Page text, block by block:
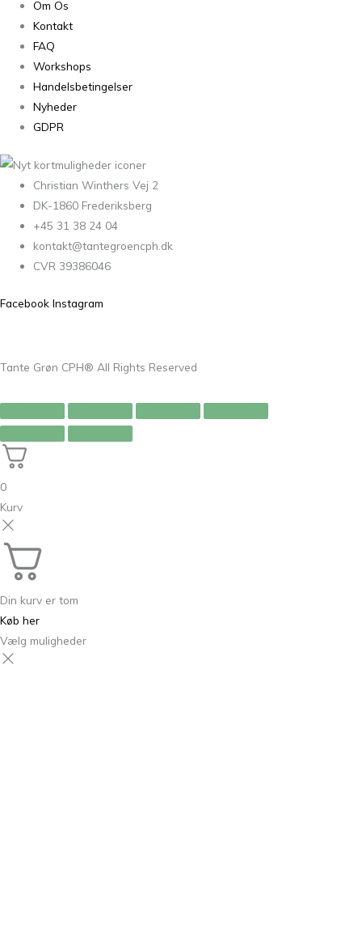
Om Os
Kontakt
FAQ
Workshops
Handelsbetingelser
Nyheder
GDPR
Christian Winthers Vej 2
DK-1860 Frederiksberg
+45 31 38 24 04
kontakt@tantegroencph.dk
CVR 39386046
Facebook Instagram
Tante Grøn CPH® All Rights Reserved
0
Kurv
Din kurv er tom
Køb her
Vælg muligheder